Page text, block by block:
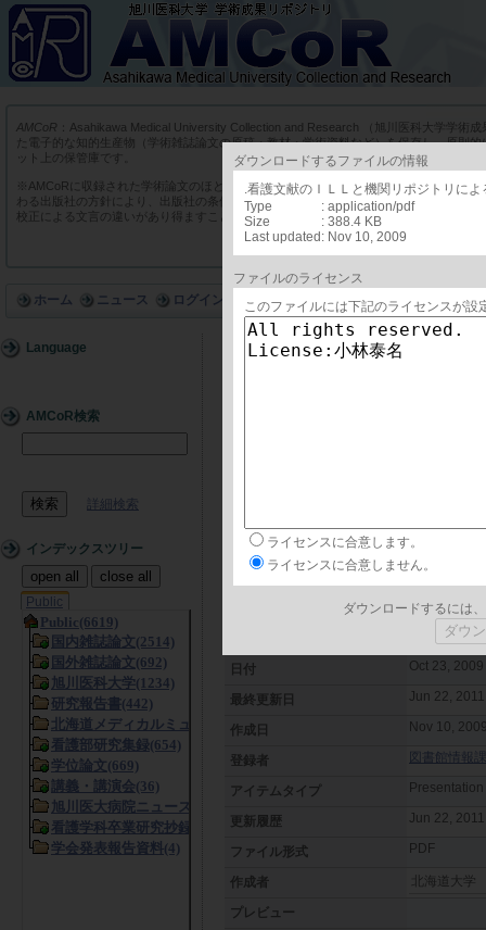
AMCoR ：Asahikawa Medical University Collection and Research （旭川医科大学学術
た電子的な知的生産物（学術雑誌論文の原稿・教材・学術資料など）を保存し、原則
ット上の保管庫です。
※AMCoRに収録された学術論文のほとんどは、商業出版社や学会出版社の学術雑誌に
わる出版社の方針により、出版社の条件に添った版を収録しています。そのため実際
校正による文言の違いがあり得ますことをあらかじめご了承ください。
ホーム ニュース ログイン
Language
AMCoR検索
詳細検索
インデックスツリー
open all close all
Public
タイトル 看護文献の
看護文献
平成21年度
事例報告１
発表者：北
日付
Oct 23, 2009
最終更新日 Jun 22,
作成日 Nov 10,
登録者 図書館情報
アイテムタイプ Presentation
更新履歴 Jun 22,
ファイル形式 PDF
作成者 北海道大
プレビュー
ダウンロードするファイルの情報
.看護文献のＩＬＬと機関リポジトリに
Type
: application/pdf
Size
: 388.4 KB
Last updated: Nov 10, 2009
ファイルのライセンス
このファイルには下記のライセンスが設
ライセンスに合意します。
ライセンスに合意しません。
ダウンロードするには